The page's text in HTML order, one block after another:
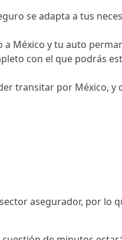
se adapta a tus
a México y tu auto
con el que podrás
transitar por México, y
asegurador, por lo